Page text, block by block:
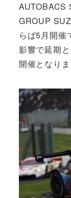
AUTOBACS
GROUP
らば5月開催
影響で延期
開催となりま